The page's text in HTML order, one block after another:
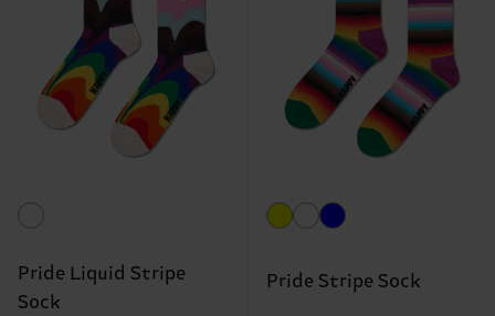
Pride Liquid Stripe
Sock
Pride Stripe Sock